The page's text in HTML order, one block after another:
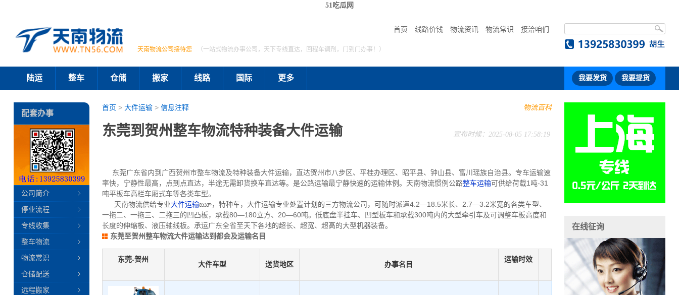
51吃瓜网
首页 线路价钱 物流资讯 物流常识 接洽咱们
天南物流公司接待您 （一站式物流办事公司，天下专线直达，回程车调剂，门到门办事！）
陆运 整车 仓储 搬家 线路 国际 更多 我要发货 我要提货
物流百科
首页 > 大件运输> 信息注释
东莞到贺州整车物流特种装备大件运输 宣布时候：2025-08-05 17:58:19
东莞广东省内到广西贺州市整车物流及特种装备大件运输，直达贺州市八步区、平桂办理区、昭平县、钟山县、富川瑶族自治县。专车运输速
率快，宁静性最高，点到点直达，半途无需卸货换车直达等。是公路运输最宁静快速的运输体例。天南物流惯例公路整车运输可供给荷载1吨-31
吨平板车高栏车厢式车等各类车型。
天南物流供给专业大件运输ౠ，特种车，大件运输专业处置计划的三方物流公司，可随时派遣4.2—18.5米长、2.7—3.2米宽的各类车型、
一拖二、一拖三、二拖三的凹凸板，承载80—180立方、20—60吨。低底盘半挂车、凹型板车和承载300吨内的大型牵引车及可调整车板高度和
长度的伸缩板、液压轴线板。承运广东全省至天下各地的超长、超宽、超高的大型机器装备。
东莞至贺州整车物流大件运输达到都会及运输名目
东莞-贺州
大件车型 送货地区 办事名目
运输时效
配套办事
公司简介
停业流程
专线收集
整车物流
物流常识
仓储配送
远程搬家
在线征询